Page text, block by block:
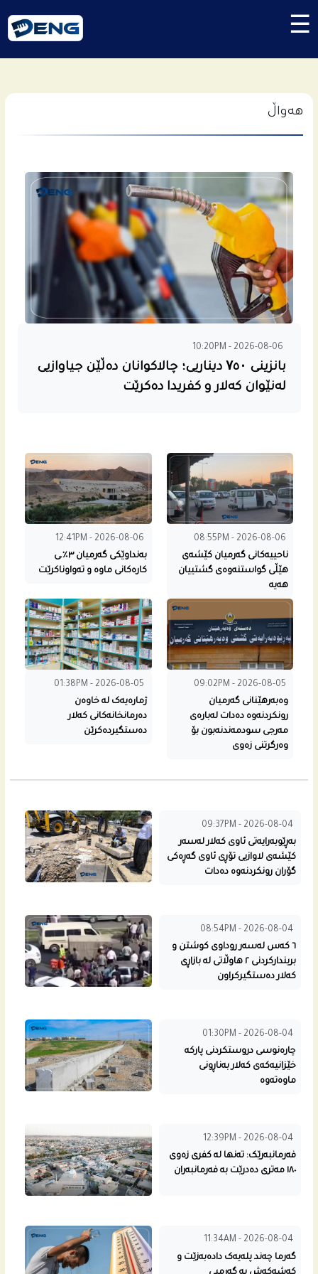
☰
هەواڵ
10:20PM - 2026-08-06
بانزینی ۷٥۰ دیناریی؛ چالاکوانان دەڵێن جیاوازیی
لەنێوان کەلار و کفریدا دەکرێت
08:55PM - 2026-08-06
ناحییه‌كانى گه‌رمیان كێشه‌ى
هێڵى گواستنه‌وه‌ى گشتییان
هه‌یه‌
12:41PM - 2026-08-06
بەنداوێکی گەرمیان ٣٪ـی
کارەکانی ماوە و تەواوناکرێت
09:02PM - 2026-08-05
وەبەرهێنانی گەرمیان
رونکردنەوە دەدات لەبارەی
مەرجی سودمەندنەبون بۆ
وەرگرتنی زەوی
01:38PM - 2026-08-05
ژمارەیەک لە خاوەن
دەرمانخانەکانی کەلار
دەستگیردەکرێن
09:37PM - 2026-08-04
بەڕێوبەرایەتی ئاوی کەلار لەسەر
کێشەی لاوازیی تۆڕی ئاوی گەڕەکی
گۆران رونکردنەوە دەدات
08:54PM - 2026-08-04
٦ کەس لەسەر روداوی کوشتن و
بریندارکردنی ٢ هاوڵاتی لە بازاڕی
کەلار دەستگیرکراون
01:30PM - 2026-08-04
چارەنوسی دروستکردنی پارکە
خێزانیەکەی کەلار بەناڕونی
ماوەتەوە
12:39PM - 2026-08-04
فەرمانبەرێک: تەنها لە کفری زەوی
١٨٠ مەتری دەدرێت بە فەرمانبەران
11:34AM - 2026-08-04
گەرما چەند پلەیەک دادەبەزێت و